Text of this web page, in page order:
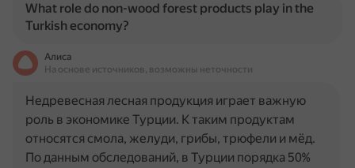
What role do non-wood forest products play in the
Turkish economy?
Алиса
На основе источников, возможны неточности
Недревесная лесная продукция играет важную
роль в экономике Турции. К таким продуктам
относятся смола, желуди, грибы, трюфели и мёд.
По данным обследований, в Турции порядка 50%